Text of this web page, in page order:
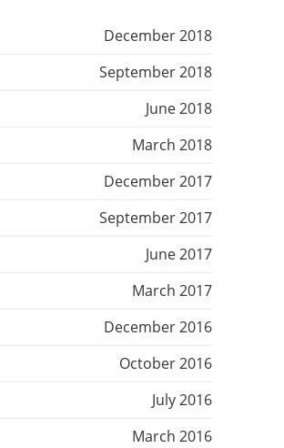
December 2018
September 2018
June 2018
March 2018
December 2017
September 2017
June 2017
March 2017
December 2016
October 2016
July 2016
March 2016